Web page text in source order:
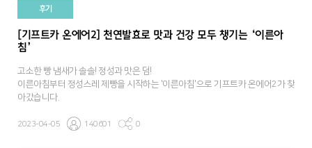
후기
[기프트카 온에어2] 천연발효로 맛과 건강 모두 챙기는 ‘이른아
침’
고소한 빵 냄새가 솔솔! 정성과 맛은 덤!
이른아침부터 정성스레 제빵을 시작하는 '이른아침'으로 기프트카 온에어2가 찾
아갔습니다.
2023-04-05 140601 0